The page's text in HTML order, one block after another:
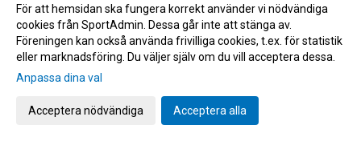
Storpublik inför kvällens "västderby" på Gamla Ullevi
Bilder från lördagens cupäventyr på Borås Arena 2015-10-04 07:09
Spelschema till Borås Arena Cup
För att hemsidan ska fungera korrekt använder vi nödvändiga
cookies från SportAdmin. Dessa går inte att stänga av.
Föreningen kan också använda frivilliga cookies, t.ex. för statistik
eller marknadsföring. Du väljer själv om du vill acceptera dessa.
Anpassa dina val
Acceptera nödvändiga Acceptera alla